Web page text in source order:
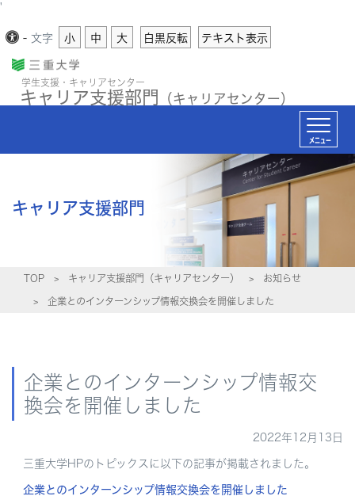
'
- 文字 小 中 大 白黒反転 テキスト表示
学生支援・キャリアセンター
キャリア支援部門 （キャリアセンター）
メニュー
キャリア支援部門
TOP キャリア支援部門（キャリアセンター） お知らせ
企業とのインターンシップ情報交換会を開催しました
企業とのインターンシップ情報交
換会を開催しました
2022年12月13日
三重大学HPのトピックスに以下の記事が掲載されました。
企業とのインターンシップ情報交換会を開催しました